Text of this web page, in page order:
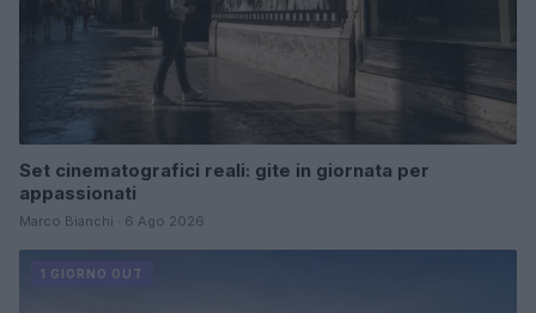
Set cinematografici reali: gite in giornata per
appassionati
Marco Bianchi · 6 Ago 2026
1 GIORNO OUT